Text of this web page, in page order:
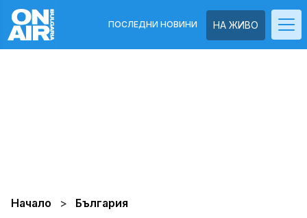
НА ЖИВО
ПОСЛЕДНИ НОВИНИ
Начало България